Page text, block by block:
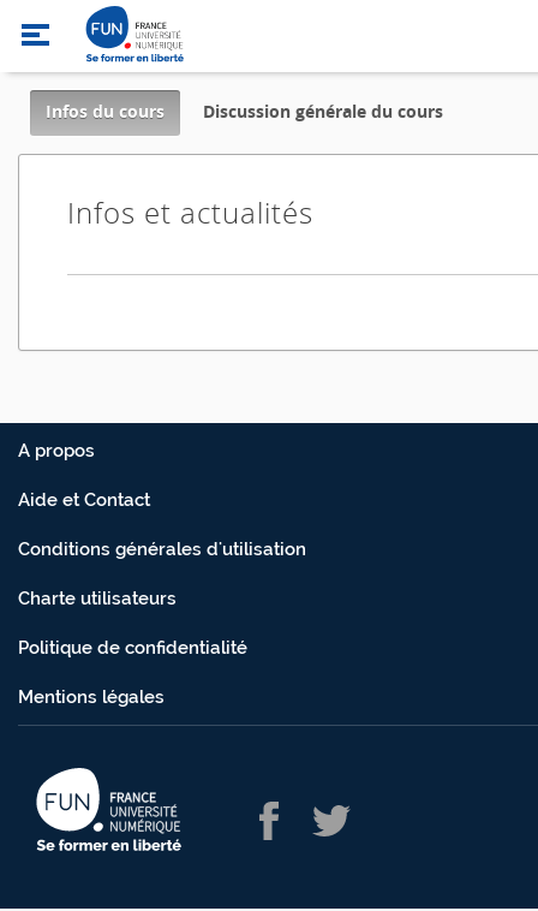
Infos du cours,
current
location
Discussion générale du cours
Infos et actualités
A propos
Aide et Contact
Conditions générales d'utilisation
Charte utilisateurs
Politique de confidentialité
Mentions légales